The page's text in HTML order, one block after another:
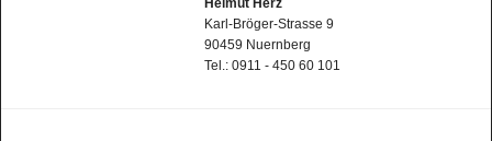
Helmut Herz
Karl-Bröger-Strasse 9
90459 Nuernberg
Tel.: 0911 - 450 60 101